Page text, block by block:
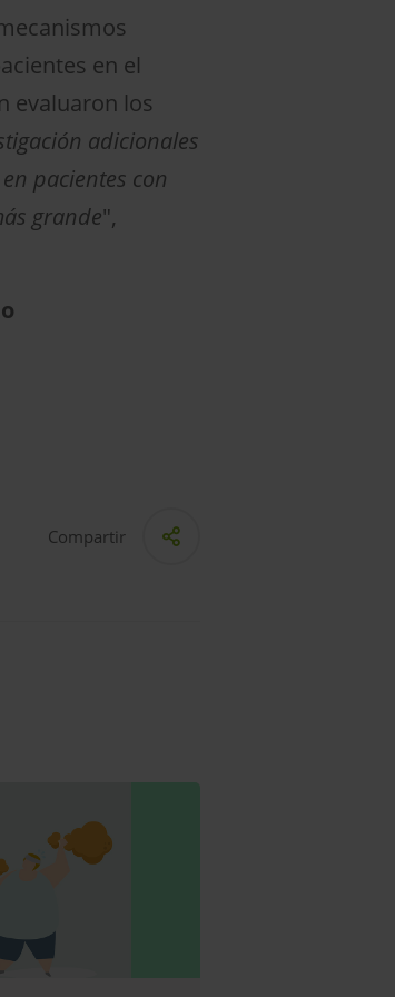
en el
evaluaron los
adicionales
pacientes con
grande",
Compartir